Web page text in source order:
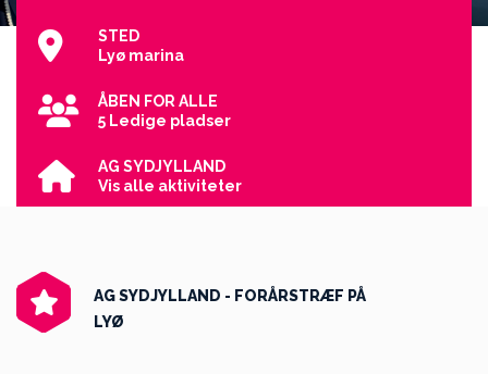
STED
Lyø marina
ÅBEN FOR ALLE
5 Ledige pladser
AG SYDJYLLAND
Vis alle aktiviteter
AG SYDJYLLAND - FORÅRSTRÆF PÅ
LYØ